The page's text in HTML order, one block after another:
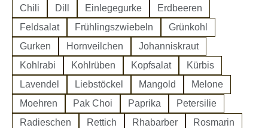
Chili
Dill Einlegegurke
Erdbeeren
Feldsalat
Frühlingszwiebeln
Grünkohl
Gurken
Hornveilchen
Johanniskraut
Kohlrabi
Kohlrüben Kopfsalat
Kürbis
Lavendel
Liebstöckel Mangold
Melone
Moehren
Pak Choi Paprika
Petersilie
Radieschen
Rettich Rhabarber
Rosmarin